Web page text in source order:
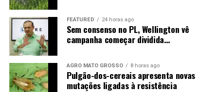
FEATURED 24 horas ago
Sem consenso no PL, Wellington vê
campanha começar dividida…
AGRO MATO GROSSO 8 horas ago
Pulgão-dos-cereais apresenta novas
mutações ligadas à resistência